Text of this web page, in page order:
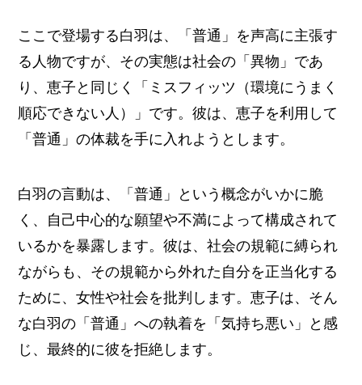
ここで登場する白羽は、「普通」を声高に主張す
る人物ですが、その実態は社会の「異物」であ
り、恵子と同じく「ミスフィッツ（環境にうまく
順応できない人）」です。彼は、恵子を利用して
「普通」の体裁を手に入れようとします。
白羽の言動は、「普通」という概念がいかに脆
く、自己中心的な願望や不満によって構成されて
いるかを暴露します。彼は、社会の規範に縛られ
ながらも、その規範から外れた自分を正当化する
ために、女性や社会を批判します。恵子は、そん
な白羽の「普通」への執着を「気持ち悪い」と感
じ、最終的に彼を拒絶します。